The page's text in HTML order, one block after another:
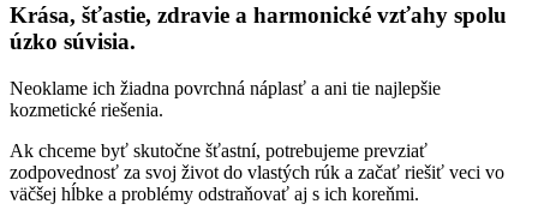
Krása, šťastie, zdravie a harmonické vzťahy spolu
úzko súvisia.
Neoklame ich žiadna povrchná náplasť a ani tie najlepšie
kozmetické riešenia.
Ak chceme byť skutočne šťastní, potrebujeme prevziať
zodpovednosť za svoj život do vlastých rúk a začať riešiť veci vo
väčšej hĺbke a problémy odstraňovať aj s ich koreňmi.